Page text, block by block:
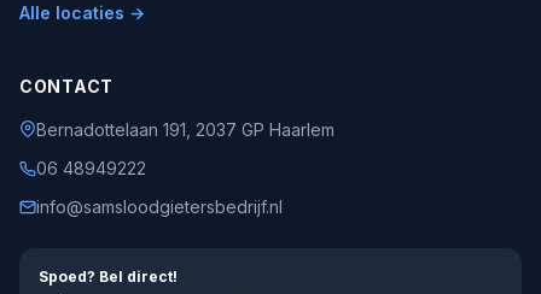
Alle locaties →
CONTACT
Bernadottelaan 191, 2037 GP Haarlem
06 48949222
info@samsloodgietersbedrijf.nl
Spoed? Bel direct!